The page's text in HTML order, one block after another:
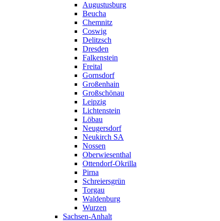
Augustusburg
Beucha
Chemnitz
Coswig
Delitzsch
Dresden
Falkenstein
Freital
Gornsdorf
Großenhain
Großschönau
Leipzig
Lichtenstein
Löbau
Neugersdorf
Neukirch SA
Nossen
Oberwiesenthal
Ottendorf-Okrilla
Pirna
Schreiersgrün
Torgau
Waldenburg
Wurzen
Sachsen-Anhalt